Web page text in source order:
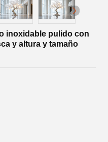
inoxidable pulido con
y altura y tamaño